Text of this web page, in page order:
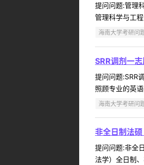
提问问题:管理
管理科学与工
海南大学考研问
SRR调剂一
提问问题:SRR
照顾专业的英
海南大学考研问
非全日制法
提问问题:非全
法学）全日制